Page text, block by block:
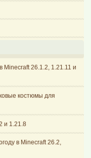
Minecraft 26.1.2, 1.21.11 и
костюмы для
и 1.21.8
в Minecraft 26.2,